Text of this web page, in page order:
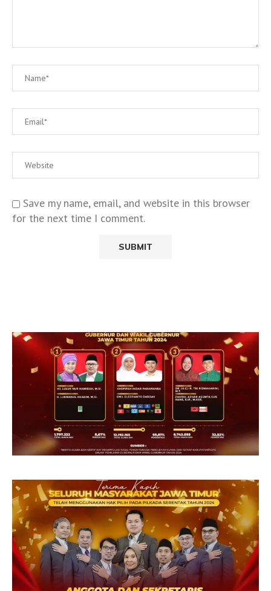
Save my name, email, and website in this browser
for the next time I comment.